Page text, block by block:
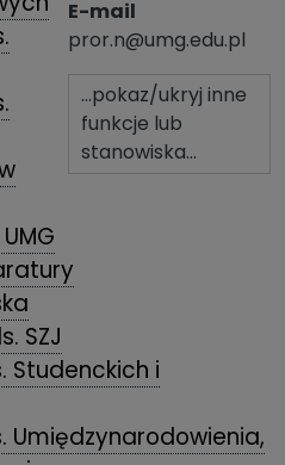
E-mail
pror.n@umg.edu.pl
...pokaz/ukryj inne
funkcje lub
stanowiska...
SZJ
Studenckich i
Umiędzynarodowienia,